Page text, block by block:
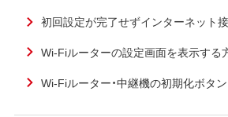
初回設定が完了せずインターネット
Wi-Fiルーターの設定画面を表示する
Wi-Fiルーター・中継機の初期化ボタ